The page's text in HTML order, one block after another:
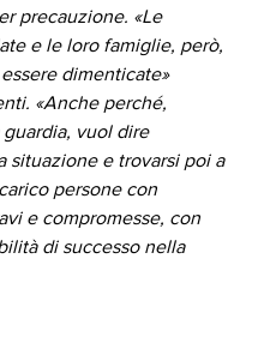
precauzione. «Le
e le loro famiglie, però,
dimenticate»
«Anche perché,
guardia, vuol dire
situazione e trovarsi poi a
persone con
e compromesse, con
di successo nella